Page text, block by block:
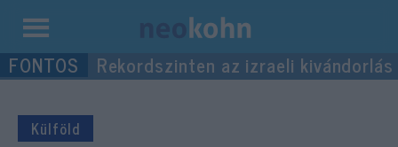
Kilépés
a Rekordszinten az izraeli kivándorlás
Külföld